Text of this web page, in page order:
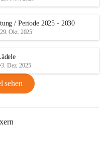
/ Periode 2025 - 2030
29. Okt. 2025
3. Dez. 2025
sehen